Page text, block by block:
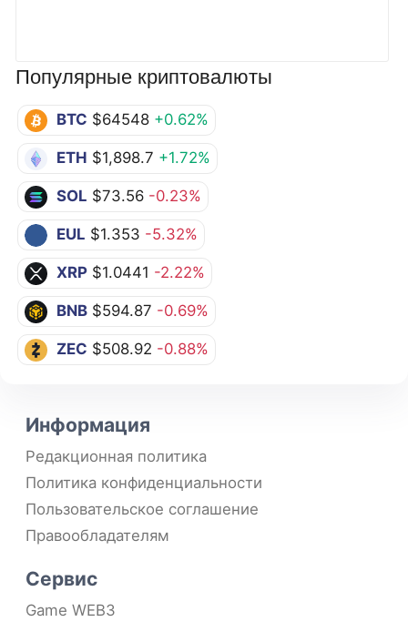
Популярные криптовалюты
BTC $64548 +0.62%
ETH $1,898.7 +1.72%
SOL $73.56 -0.23%
EUL $1.353 -5.32%
XRP $1.0441 -2.22%
BNB $594.87 -0.69%
ZEC $508.92 -0.88%
Информация
Редакционная политика
Политика конфиденциальности
Пользовательское соглашение
Правообладателям
Сервис
Game WEB3